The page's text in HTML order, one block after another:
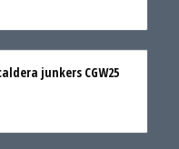
junkers CGW25